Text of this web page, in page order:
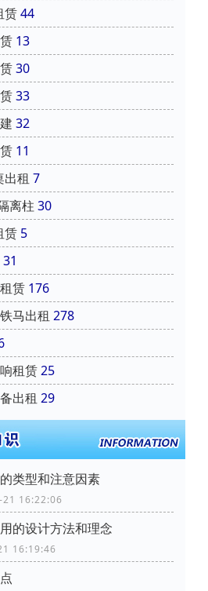
赁44
13
30
33
32
11
租 7
离柱 30
赁 5
31
赁 176
马出租 278
租赁25
出租 29
类型和注意因素
16:22:06
的设计方法和理念
16:19:46